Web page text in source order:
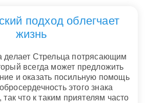
подход облегчает
жизнь
делает Стрельца потрясающим
всегда может предложить
и оказать посильную помощь
этого знака
что к таким приятелям часто